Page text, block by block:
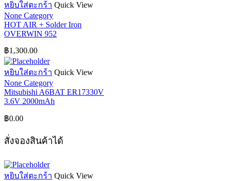
หยิบใส่ตะกร้า Quick View
None Category
HOT AIR + Solder Iron
OVERWIN 952
฿1,300.00
หยิบใส่ตะกร้า Quick View
None Category
Mitsubishi A6BAT ER17330V
3.6V 2000mAh
฿0.00
สั่งจองสินค้าได้
หยิบใส่ตะกร้า Quick View